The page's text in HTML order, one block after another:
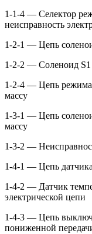
1-1-4 — Селектор
неисправность
1-2-1 — Цепь
1-2-2 — Соленоид S1
1-2-4 — Цепь режима
массу
1-3-1 — Цепь
массу
1-3-2 —
1-4-1 — Цепь
1-4-2 — Датчик
электрической цепи
1-4-3 — Цепь
пониженной